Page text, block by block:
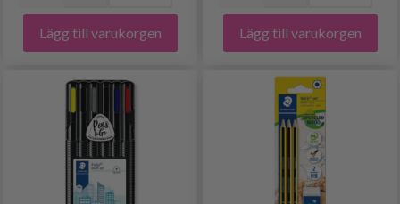
Lägg till varukorgen Lägg till varukorgen